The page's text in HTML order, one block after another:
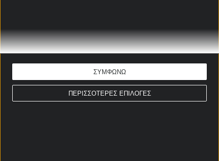
ΠΕΡΙΣΣΟΤΕΡΕΣ ΕΠΙΛΟΓΕΣ
ΣΥΜΦΩΝΩ
Προσφορές: *Ισχύουν όροι και
προϋποθέσεις
21+ | ΑΡΜΟΔΙΟΣ ΡΥΘΜΙΣΤΗΣ ΕΕΕΠ | ΚΙΝΔΥΝΟΣ